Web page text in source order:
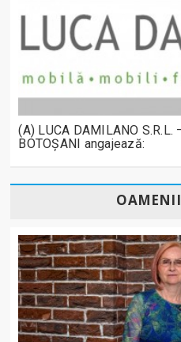
(A) LUCA DAMILANO S.R.L.
BOTOȘANI angajează: